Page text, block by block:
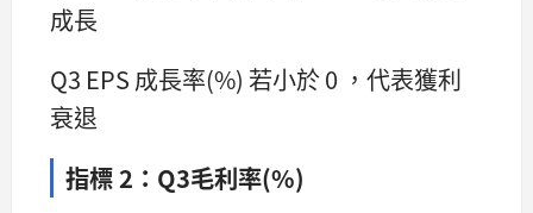
成長
Q3 EPS 成長率(%) 若小於 0 ，代表獲利
衰退
指標 2：Q3毛利率(%)